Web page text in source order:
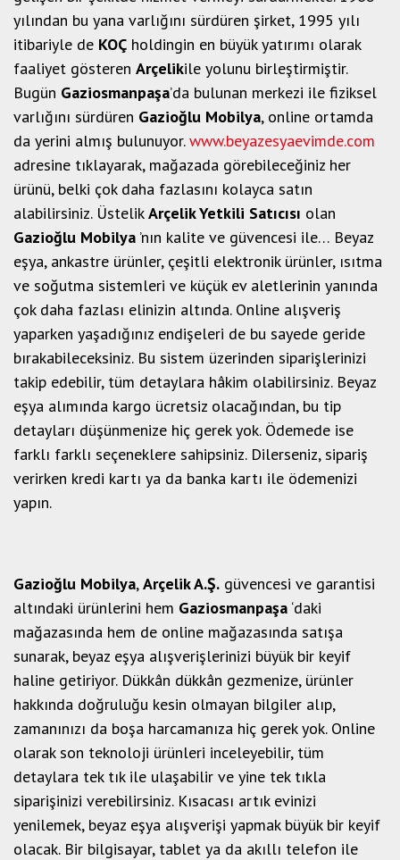
yılından bu yana varlığını sürdüren şirket, 1995 yılı
itibariyle de KOÇ holdingin en büyük yatırımı olarak
faaliyet gösteren Arçelikile yolunu birleştirmiştir.
Bugün Gaziosmanpaşa’da bulunan merkezi ile fiziksel
varlığını sürdüren Gazioğlu Mobilya, online ortamda
da yerini almış bulunuyor.www.beyazesyaevimde.com
adresine tıklayarak, mağazada görebileceğiniz her
ürünü, belki çok daha fazlasını kolayca satın
alabilirsiniz. ÜstelikArçelik Yetkili Satıcısı olan
Gazioğlu Mobilya ’nın kalite ve güvencesi ile… Beyaz
eşya, ankastre ürünler, çeşitli elektronik ürünler, ısıtma
ve soğutma sistemleri ve küçük ev aletlerinin yanında
çok daha fazlası elinizin altında. Online alışveriş
yaparken yaşadığınız endişeleri de bu sayede geride
bırakabileceksiniz. Bu sistem üzerinden siparişlerinizi
takip edebilir, tüm detaylara hâkim olabilirsiniz. Beyaz
eşya alımında kargo ücretsiz olacağından, bu tip
detayları düşünmenize hiç gerek yok. Ödemede ise
farklı farklı seçeneklere sahipsiniz. Dilerseniz, sipariş
verirken kredi kartı ya da banka kartı ile ödemenizi
yapın.
Gazioğlu Mobilya,Arçelik A.Ş. güvencesi ve garantisi
altındaki ürünlerini hem Gaziosmanpaşa ‘daki
mağazasında hem de online mağazasında satışa
sunarak, beyaz eşya alışverişlerinizi büyük bir keyif
haline getiriyor. Dükkân dükkân gezmenize, ürünler
hakkında doğruluğu kesin olmayan bilgiler alıp,
zamanınızı da boşa harcamanıza hiç gerek yok. Online
olarak son teknoloji ürünleri inceleyebilir, tüm
detaylara tek tık ile ulaşabilir ve yine tek tıkla
siparişinizi verebilirsiniz. Kısacası artık evinizi
yenilemek, beyaz eşya alışverişi yapmak büyük bir keyif
olacak. Bir bilgisayar, tablet ya da akıllı telefon ile